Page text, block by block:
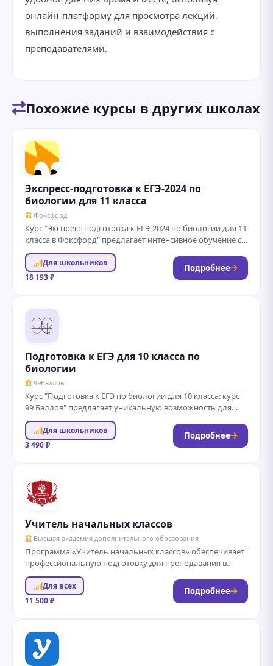
онлайн-платформу для просмотра лекций,
выполнения заданий и взаимодействия с
преподавателями.
Похожие курсы в других школах
Экспресс-подготовка к ЕГЭ-2024 по
биологии для 11 класса
Фоксфорд
Курс "Экспресс-подготовка к ЕГЭ-2024 по биологии для 11
класса в Фоксфорд" предлагает интенсивное обучение с
акцентом на ключевые темы экзамена....
Для школьников
18 193 ₽
Подробнее
Подготовка к ЕГЭ для 10 класса по
биологии
99Баллов
Курс "Подготовка к ЕГЭ по биологии для 10 класса: курс
99 Баллов" предлагает уникальную возможность для
учащихся углубить свои знания...
Для школьников
3 490 ₽
Подробнее
Учитель начальных классов
Высшая академия дополнительного образования
Программа «Учитель начальных классов» обеспечивает
профессиональную подготовку для преподавания в
младших классах. Слушатели освоят методики обучения
чтению, письму и математике,...
Для всех
11 500 ₽
Подробнее